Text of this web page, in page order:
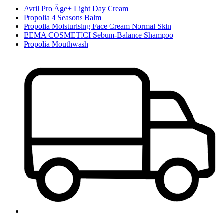
Avril Pro Âge+ Light Day Cream
Propolia 4 Seasons Balm
Propolia Moisturising Face Cream Normal Skin
BEMA COSMETICI Sebum-Balance Shampoo
Propolia Mouthwash